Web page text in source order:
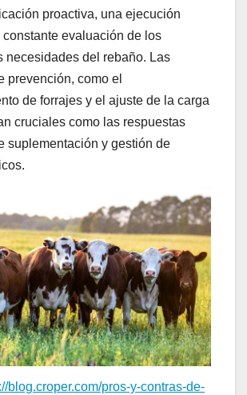
proactiva, una ejecución
evaluación de los
necesidades del rebaño. Las
prevención, como el
de forrajes y el ajuste de la carga
cruciales como las respuestas
suplementación y gestión de
blog.croper.com/pros-y-contras-de-